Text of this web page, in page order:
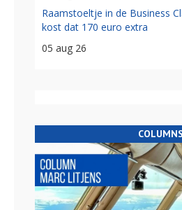
Raamstoeltje in de Business
kost dat 170 euro extra
05 aug 26
COLUMNS